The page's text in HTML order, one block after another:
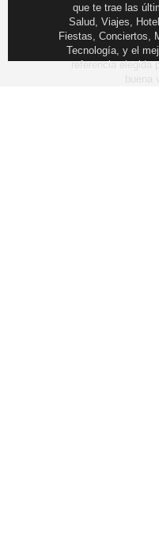
que te trae las
Salud, Viajes,
Fiestas, Conciertos,
Tecnología, y el
referencia elegida